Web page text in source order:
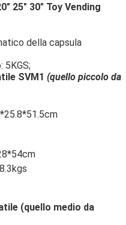
25" 30" Toy Vending
della capsula
5KGS;
SVM1 (quello piccolo da
(quello medio da